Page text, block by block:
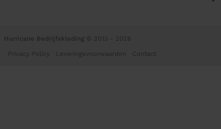
Hurricane Bedrijfskleding © 2013 - 2026
Privacy Policy Leveringsvoorwaarden Contact